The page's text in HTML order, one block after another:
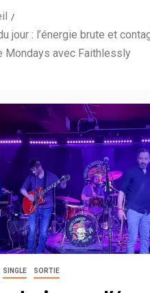
jour : l’énergie brute et
Mondays avec Faithlessly
SINGLE SORTIE